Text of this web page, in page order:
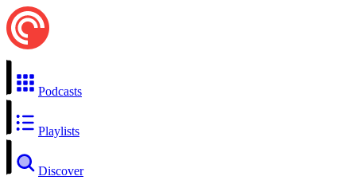
Podcasts
Playlists
Discover